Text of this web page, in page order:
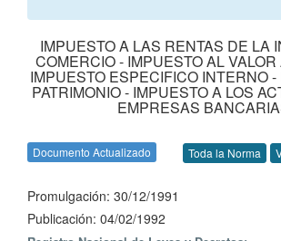
IMPUESTO A LAS RENTAS DE LA
COMERCIO - IMPUESTO AL
IMPUESTO ESPECIFICO INTERNO
PATRIMONIO - IMPUESTO A LOS
EMPRESAS
Documento Actualizado Toda la Norma
Promulgación: 30/12/1991
Publicación: 04/02/1992